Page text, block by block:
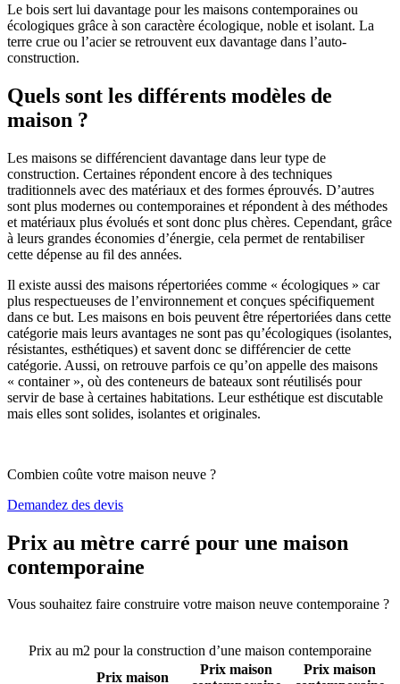
Le bois sert lui davantage pour les maisons contemporaines ou
écologiques grâce à son caractère écologique, noble et isolant. La
terre crue ou l’acier se retrouvent eux davantage dans l’auto-
construction.
Quels sont les différents modèles de
maison ?
Les maisons se différencient davantage dans leur type de
construction. Certaines répondent encore à des techniques
traditionnels avec des matériaux et des formes éprouvés. D’autres
sont plus modernes ou contemporaines et répondent à des méthodes
et matériaux plus évolués et sont donc plus chères. Cependant, grâce
à leurs grandes économies d’énergie, cela permet de rentabiliser
cette dépense au fil des années.
Il existe aussi des maisons répertoriées comme « écologiques » car
plus respectueuses de l’environnement et conçues spécifiquement
dans ce but. Les maisons en bois peuvent être répertoriées dans cette
catégorie mais leurs avantages ne sont pas qu’écologiques (isolantes,
résistantes, esthétiques) et savent donc se différencier de cette
catégorie. Aussi, on retrouve parfois ce qu’on appelle des maisons
« container », où des conteneurs de bateaux sont réutilisés pour
servir de base à certaines habitations. Leur esthétique est discutable
mais elles sont solides, isolantes et originales.
Combien coûte votre maison neuve ?
Demandez des devis
Prix au mètre carré pour une maison
contemporaine
Vous souhaitez faire construire votre maison neuve contemporaine ?
Prix au m2 pour la construction d’une maison contemporaine
Prix maison
Prix maison
Prix maison